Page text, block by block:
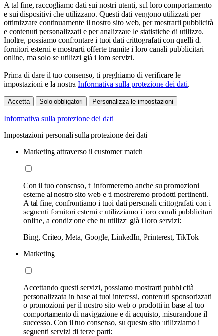
A tal fine, raccogliamo dati sui nostri utenti, sul loro comportamento
e sui dispositivi che utilizzano. Questi dati vengono utilizzati per
ottimizzare continuamente il nostro sito web, per mostrarti pubblicità
e contenuti personalizzati e per analizzare le statistiche di utilizzo.
Inoltre, possiamo confrontare i tuoi dati crittografati con quelli di
fornitori esterni e mostrarti offerte tramite i loro canali pubblicitari
online, ma solo se utilizzi già i loro servizi.
Prima di dare il tuo consenso, ti preghiamo di verificare le
impostazioni e la nostra Informativa sulla protezione dei dati.
Accetta Solo obbligatori Personalizza le impostazioni
Informativa sulla protezione dei dati
Impostazioni personali sulla protezione dei dati
Marketing attraverso il customer match
Con il tuo consenso, ti informeremo anche su promozioni
esterne al nostro sito web e ti mostreremo prodotti pertinenti.
A tal fine, confrontiamo i tuoi dati personali crittografati con i
seguenti fornitori esterni e utilizziamo i loro canali pubblicitari
online, a condizione che tu utilizzi già i loro servizi:
Bing, Criteo, Meta, Google, LinkedIn, Printerest, TikTok
Marketing
Accettando questi servizi, possiamo mostrarti pubblicità
personalizzata in base ai tuoi interessi, contenuti sponsorizzati
o promozioni per il nostro sito web o prodotti in base al tuo
comportamento di navigazione e di acquisto, misurandone il
successo. Con il tuo consenso, su questo sito utilizziamo i
seguenti servizi di terze parti: